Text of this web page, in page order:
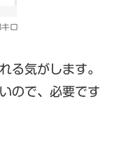
ロ
る気がします。
ので、必要です